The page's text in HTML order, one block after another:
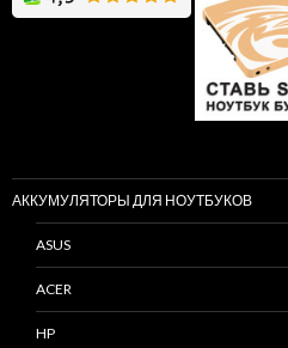
АККУМУЛЯТОРЫ ДЛЯ НОУТБУКОВ
ASUS
ACER
HP